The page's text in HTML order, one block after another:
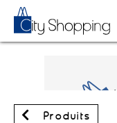
Produits